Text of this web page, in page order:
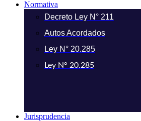
Normativa
Decreto Ley N° 211
Autos Acordados
Ley N° 20.285
Ley N° 20.285
Jurisprudencia